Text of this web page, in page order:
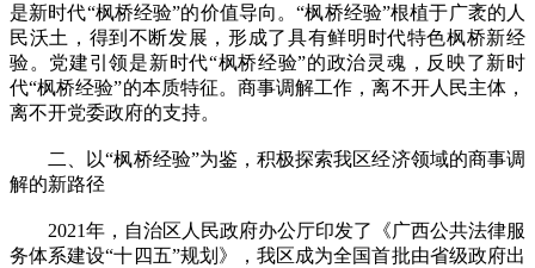
是新时代“枫桥经验”的价值导向。“枫桥经验”根植于广袤的人
民沃土，得到不断发展，形成了具有鲜明时代特色枫桥新经
验。党建引领是新时代“枫桥经验”的政治灵魂，反映了新时
代“枫桥经验”的本质特征。商事调解工作，离不开人民主体，
离不开党委政府的支持。
二、以“枫桥经验”为鉴，积极探索我区经济领域的商事调
解的新路径
2021年，自治区人民政府办公厅印发了《广西公共法律服
务体系建设“十四五”规划》，我区成为全国首批由省级政府出